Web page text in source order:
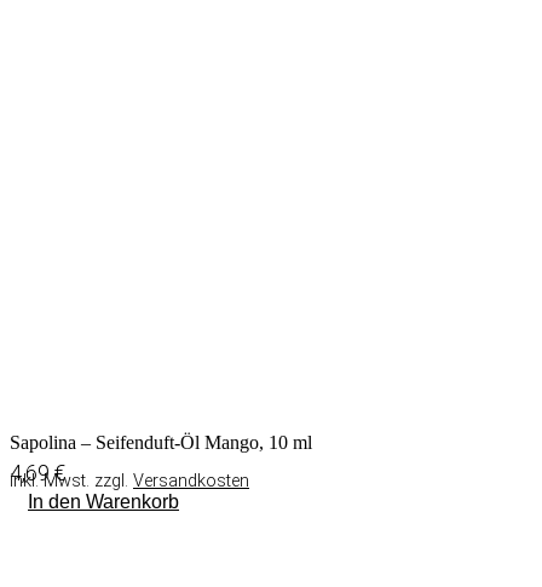
Sapolina – Seifenduft-Öl Mango, 10 ml
4,69€
inkl. Mwst. zzgl. Versandkosten
In den Warenkorb